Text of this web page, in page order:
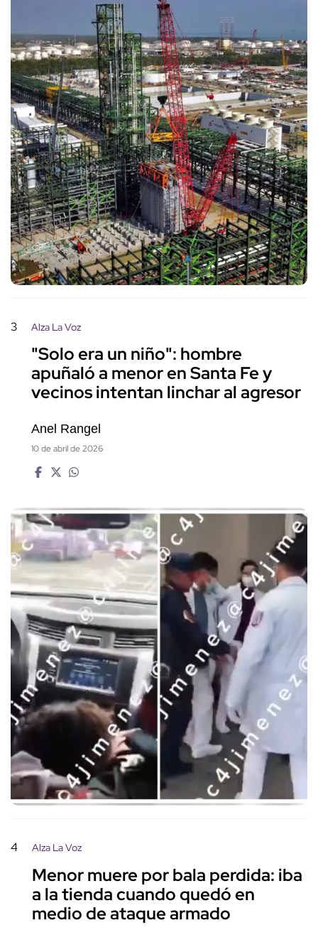
3 Alza La Voz
"Solo era un niño": hombre
apuñaló a menor en Santa Fe y
vecinos intentan linchar al agresor
Anel Rangel
10 de abril de 2026
4 Alza La Voz
Menor muere por bala perdida: iba
a la tienda cuando quedó en
medio de ataque armado